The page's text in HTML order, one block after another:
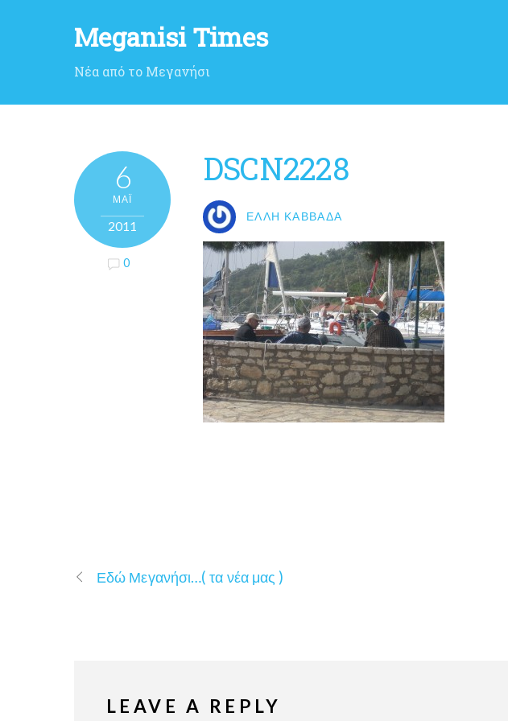
Meganisi Times
Νέα από το Μεγανήσι
6
ΜΑΪ́
2011
0
DSCN2228
ΈΛΛΗ ΚΑΒΒΑΔΆ
Εδώ Μεγανήσι…( τα νέα μας )
LEAVE A REPLY